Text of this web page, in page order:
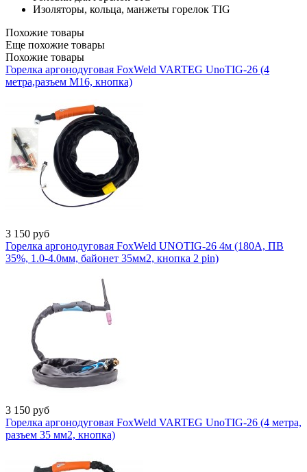
Изоляторы, кольца, манжеты горелок TIG
Похожие товары
Еще похожие товары
Похожие товары
Горелка аргонодуговая FoxWeld VARTEG UnoTIG-26 (4
метра,разъем М16, кнопка)
3 150 руб
Горелка аргонодуговая FoxWeld UNOTIG-26 4м (180А, ПВ
35%, 1.0-4.0мм, байонет 35мм2, кнопка 2 pin)
3 150 руб
Горелка аргонодуговая FoxWeld VARTEG UnoTIG-26 (4 метра,
разъем 35 мм2, кнопка)